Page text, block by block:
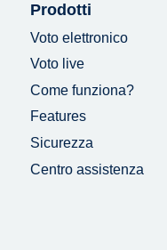
Prodotti
Voto elettronico
Voto live
Come funziona?
Features
Sicurezza
Centro assistenza